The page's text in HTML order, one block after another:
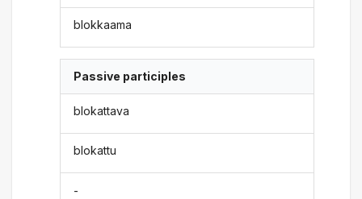
blokkaama
Passive participles
blokattava
blokattu
-